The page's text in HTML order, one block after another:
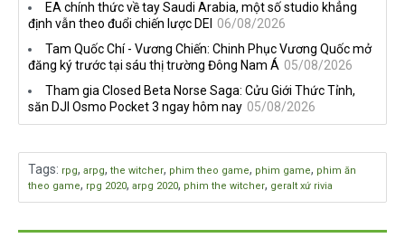
EA chính thức về tay Saudi Arabia, một số studio khẳng
định vẫn theo đuổi chiến lược DEI
06/08/2026
Tam Quốc Chí - Vương Chiến: Chinh Phục Vương Quốc mở
đăng ký trước tại sáu thị trường Đông Nam Á 05/08/2026
Tham gia Closed Beta Norse Saga: Cửu Giới Thức Tỉnh,
săn DJI Osmo Pocket 3 ngay hôm nay 05/08/2026
Tags: rpg, arpg, the witcher, phim theo game, phim game, phim ăn
theo game, rpg 2020, arpg 2020, phim the witcher, geralt xứ rivia